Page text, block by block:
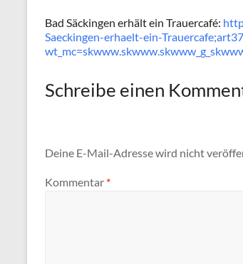
Bad Säckingen erhält ein Trauercafé:
Saeckingen-erhaelt-ein-
Schreibe einen
Deine E-Mail-Adresse wird nicht
Kommentar *